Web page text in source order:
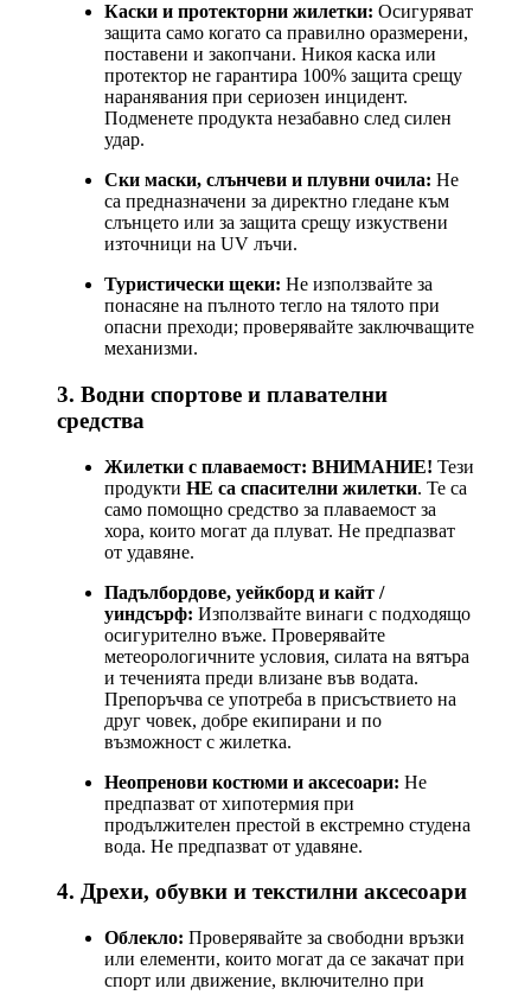
Каски и протекторни жилетки: Осигуряват
защита само когато са правилно оразмерени,
поставени и закопчани. Никоя каска или
протектор не гарантира 100% защита срещу
наранявания при сериозен инцидент.
Подменете продукта незабавно след силен
удар.
Ски маски, слънчеви и плувни очила: Не
са предназначени за директно гледане към
слънцето или за защита срещу изкуствени
източници на UV лъчи.
Туристически щеки: Не използвайте за
понасяне на пълното тегло на тялото при
опасни преходи; проверявайте заключващите
механизми.
3. Водни спортове и плавателни
средства
Жилетки с плаваемост: ВНИМАНИЕ! Тези
продукти НЕ са спасителни жилетки. Те са
само помощно средство за плаваемост за
хора, които могат да плуват. Не предпазват
от удавяне.
Падълбордове, уейкборд и кайт /
уиндсърф: Използвайте винаги с подходящо
осигурително въже. Проверявайте
метеорологичните условия, силата на вятъра
и теченията преди влизане във водата.
Препоръчва се употреба в присъствието на
друг човек, добре екипирани и по
възможност с жилетка.
Неопренови костюми и аксесоари: Не
предпазват от хипотермия при
продължителен престой в екстремно студена
вода. Не предпазват от удавяне.
4. Дрехи, обувки и текстилни аксесоари
Облекло: Проверявайте за свободни връзки
или елементи, които могат да се закачат при
спорт или движение, включително при